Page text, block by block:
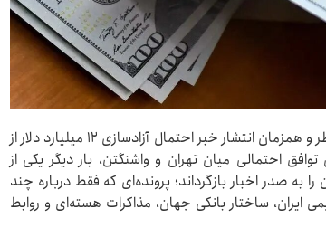
سفر عبدالناصر همتی رئیس کل بانک مرکزی به قطر و همزمان انتشار خبر احتمال آزادسازی ۱۲ میلیارد دلار از
احتمالی میان تهران و واشنگتن، بار دیگر یکی از
به صدر اخبار بازگرداند؛ پرونده‌ای که فقط درباره چند
ایران، ساختار بانکی جهان، مذاکرات هسته‌ای و روابط